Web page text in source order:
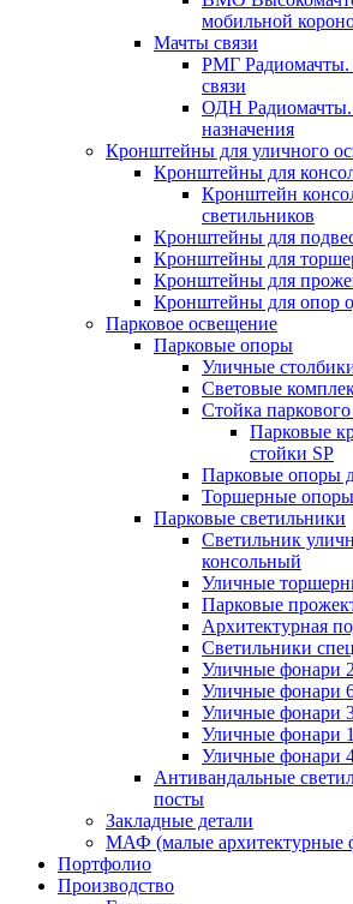
мобильной
Мачты связи
РМГ
связи
ОДН
назначения
Кронштейны для уличного
Кронштейны для
Кронштейн
светильников
Кронштейны для
Кронштейны для
Кронштейны для
Кронштейны для опор
Парковое освещение
Парковые опоры
Уличные
Световые
Стойка
Парковые
стойки SP
Парковые опоры
Торшерные
Парковые светильники
Светильник
консольный
Уличные
Парковые
Архитектурная
Светильники
Уличные фонари
Уличные фонари
Уличные фонари
Уличные фонари
Уличные фонари
Антивандальные
посты
Закладные детали
МАФ (малые архитектурные
Портфолио
Производство